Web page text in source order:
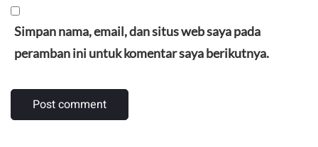
Simpan nama, email, dan situs web saya pada
peramban ini untuk komentar saya berikutnya.